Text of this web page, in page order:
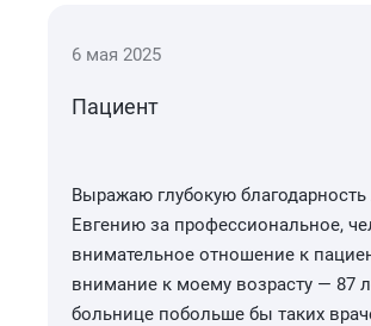
6 мая 2025
Пациент
Выражаю глубокую
Евгению за профессиональное,
внимательное отношение к
внимание к моему возрасту — 87
больнице побольше бы таких